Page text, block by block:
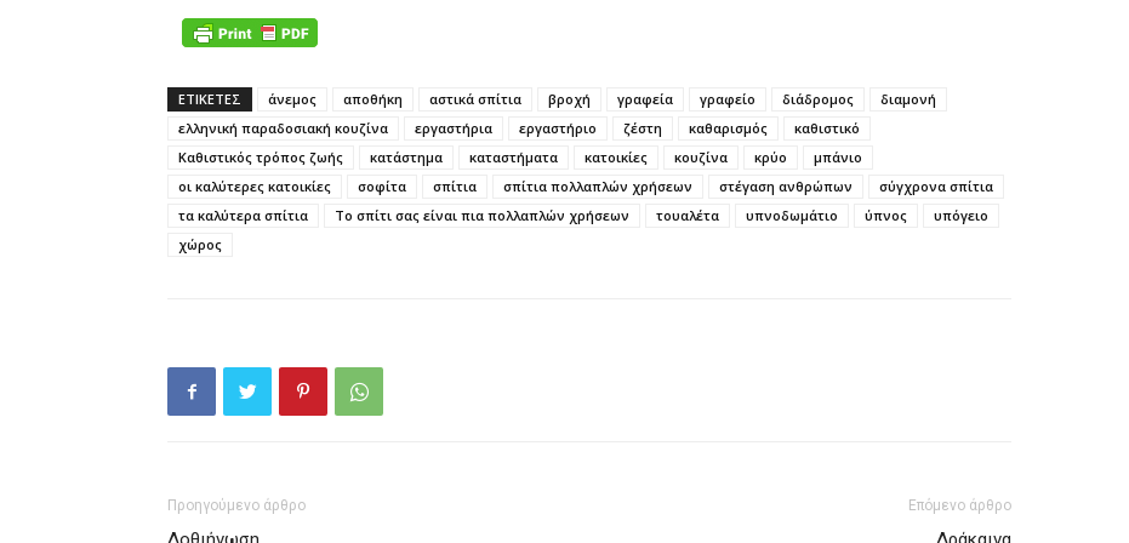
ΕΤΙΚΕΤΕΣ άνεμος αποθήκη αστικά σπίτια βροχή γραφεία γραφείο διάδρομος
διαμονή
ελληνική παραδοσιακή κουζίνα
εργαστήρια εργαστήριο ζέστη καθαρισμός
καθιστικό
Καθιστικός τρόπος ζωής
κατάστημα καταστήματα κατοικίες κουζίνα κρύο
μπάνιο
οι καλύτερες κατοικίες
σοφίτα σπίτια σπίτια πολλαπλών χρήσεων στέγαση ανθρώπων
σύγχρονα σπίτια
τα καλύτερα σπίτια
Το σπίτι σας είναι πια πολλαπλών χρήσεων τουαλέτα υπνοδωμάτιο ύπνος
υπόγειο
χώρος
Προηγούμενο άρθρο Επόμενο άρθρο